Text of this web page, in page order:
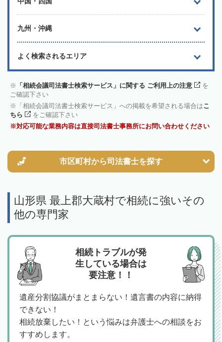
九州・沖縄
よく検索されるエリア
「相続会議司法書士検索サービス」に関する ご利用上の注意
を
ご確認下さい
「相続会議司法書士検索サービス」への掲載を希望される場合はこ
ちら
をご確認下さい
対応可能な業務内容は直接司法書士事務所にお問い合わせください
市区町村から司法書士を探す
山形県 最上郡大蔵村で相続に強いその
他の専門家
相続トラブルが発
生している場合は
要注意！！
遺産分割協議がまとまらない！遺言書の内容に納得
できない！
相続放棄したい！という悩みは弁護士への相談をお
すすめします。